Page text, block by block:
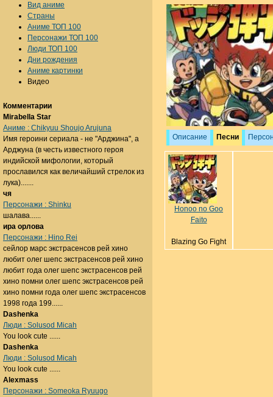
Описание Песни
Honoo no Goo
Faito
Blazing Go Fight
Вид аниме
Страны
Аниме ТОП 100
Персонажи ТОП 100
Люди ТОП 100
Дни рождения
Аниме картинки
Видео
Комментарии
Mirabella Star
Аниме : Chikyuu Shoujo Arujuna
Имя героини сериала - не "Арджина", а
Арджуна (в честь известного героя
индийской мифологии, который
прославился как величайший стрелок из
лука).......
чя
Персонажи : Shinku
шалава......
ира орлова
Персонажи : Hino Rei
сейлор марс экстрасенсов рей хино
любит олег шепс экстрасенсов рей хино
любит года олег шепс экстрасенсов рей
хино помни олег шепс экстрасенсов рей
хино помни года олег шепс экстрасенсов
1998 года 199......
Dashenka
Люди : Solusod Micah
You look cute ......
Dashenka
Люди : Solusod Micah
You look cute ......
Alexmass
Персонажи : Someoka Ryuugo